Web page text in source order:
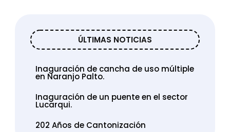
ÚLTIMAS NOTICIAS
Inaguración de cancha de uso múltiple
en Naranjo Palto.
Inaguración de un puente en el sector
Lucarqui.
202 Años de Cantonización